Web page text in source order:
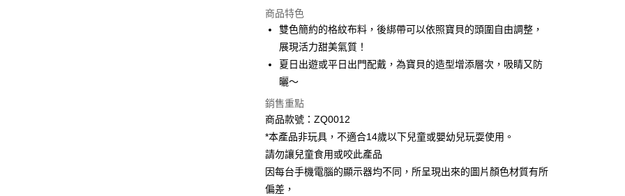
超商取貨付款
LINE Pay
街口支付
運送方式
全家取貨付款
每筆NT$60，滿NT$1,000(含以上)免運費
付款後全家取貨
商品特色
雙色簡約的格紋布料，後綁帶可以依照寶貝的頭圍自由調整，
展現活力甜美氣質！
夏日出遊或平日出門配戴，為寶貝的造型增添層次，吸睛又防
曬～
銷售重點
商品款號：ZQ0012
*本產品非玩具，不適合14歲以下兒童或嬰幼兒玩耍使用。
請勿讓兒童食用或咬此產品
因每台手機電腦的顯示器均不同，所呈現出來的圖片顏色材質有所
偏差，